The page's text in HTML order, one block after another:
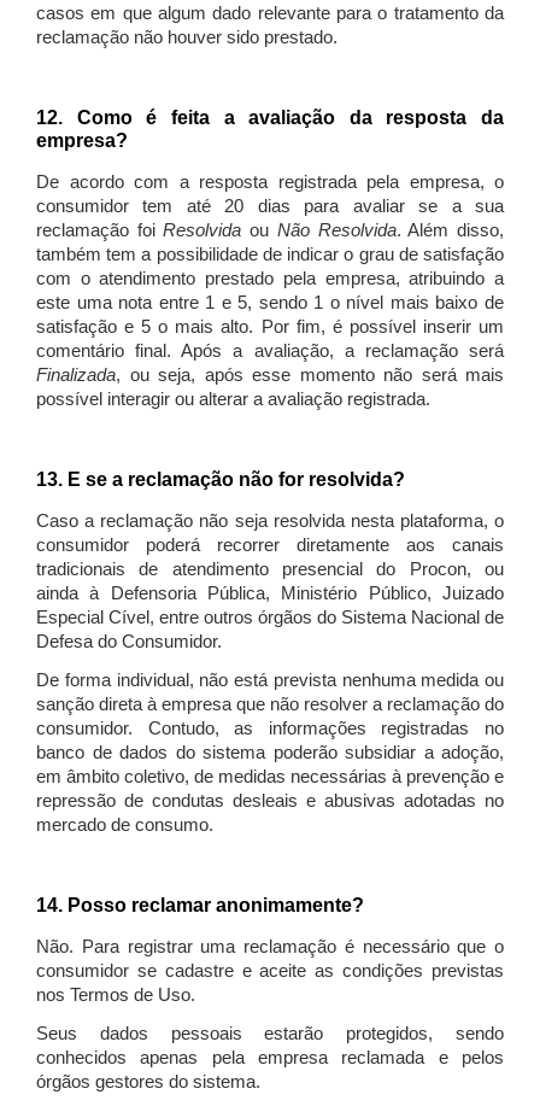
casos em que algum dado relevante para o tratamento da
reclamação não houver sido prestado.
12. Como é feita a avaliação da resposta da
empresa?
De acordo com a resposta registrada pela empresa, o
consumidor tem até 20 dias para avaliar se a sua
reclamação foiResolvida ou Não Resolvida. Além disso,
também tem a possibilidade de indicar o grau de satisfação
com o atendimento prestado pela empresa, atribuindo a
este uma nota entre 1 e 5, sendo 1 o nível mais baixo de
satisfação e 5 o mais alto. Por fim, é possível inserir um
comentário final. Após a avaliação, a reclamação será
Finalizada, ou seja, após esse momento não será mais
possível interagir ou alterar a avaliação registrada.
13. E se a reclamação não for resolvida?
Caso a reclamação não seja resolvida nesta plataforma, o
consumidor poderá recorrer diretamente aos canais
tradicionais de atendimento presencial do Procon, ou
ainda à Defensoria Pública, Ministério Público, Juizado
Especial Cível, entre outros órgãos do Sistema Nacional de
Defesa do Consumidor.
De forma individual, não está prevista nenhuma medida ou
sanção direta à empresa que não resolver a reclamação do
consumidor. Contudo, as informações registradas no
banco de dados do sistema poderão subsidiar a adoção,
em âmbito coletivo, de medidas necessárias à prevenção e
repressão de condutas desleais e abusivas adotadas no
mercado de consumo.
14. Posso reclamar anonimamente?
Não. Para registrar uma reclamação é necessário que o
consumidor se cadastre e aceite as condições previstas
nos Termos de Uso.
Seus dados pessoais estarão protegidos, sendo
conhecidos apenas pela empresa reclamada e pelos
órgãos gestores do sistema.